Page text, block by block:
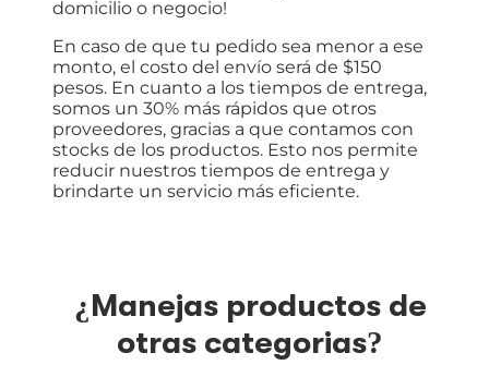
domicilio o negocio!
En caso de que tu pedido sea menor a ese
monto, el costo del envío será de $150
pesos. En cuanto a los tiempos de entrega,
somos un 30% más rápidos que otros
proveedores, gracias a que contamos con
stocks de los productos. Esto nos permite
reducir nuestros tiempos de entrega y
brindarte un servicio más eficiente.
¿Manejas productos de
otras categorias?